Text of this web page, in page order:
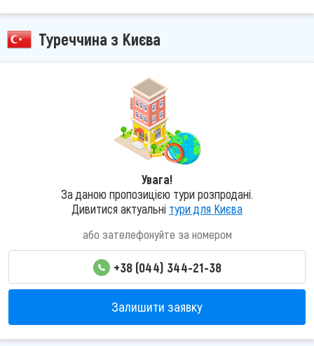
Туреччина з Києва
Увага!
За даною пропозицією тури розпродані.
Дивитися актуальні тури для Києва
або зателефонуйте за номером
+38 (044) 344-21-38
Залишити заявку